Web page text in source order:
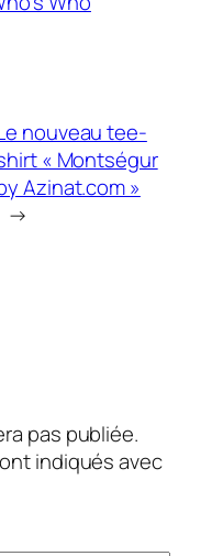
nouveau tee-
« Montségur
Azinat.com »
→
pas publiée.
indiqués avec